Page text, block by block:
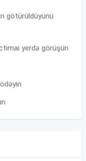
götürüldüyünü
yerdə görüşün